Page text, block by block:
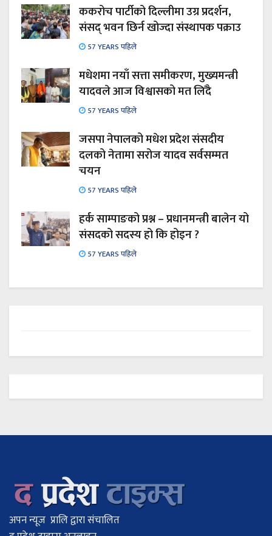
ककरोच पार्टीको दिल्लीमा उग्र प्रदर्शन,
संसद् भवन छिर्न खोज्दा संस्थापक पक्राउ
57 YEARS पहिले
मधेशमा नयाँ सत्ता समीकरण, मुख्यमन्त्री
यादवले आज विश्वासको मत लिँदै
57 YEARS पहिले
जसपा नेपालको मधेश प्रदेश संसदीय
दलको नेतामा सरोज यादव सर्वसम्मत
चयन
57 YEARS पहिले
हर्क साम्पाङको प्रश्न – प्रधानमन्त्री बालेन यो
संसदको सदस्य हो कि होइन ?
57 YEARS पहिले
अपन न्यूज प्रालि द्वारा संचालित